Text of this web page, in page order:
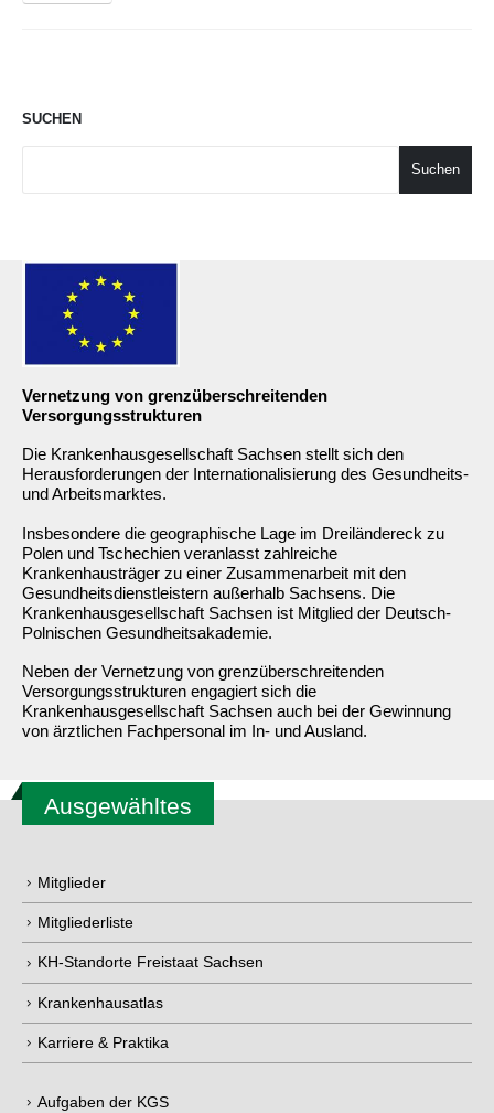
SUCHEN
Suchen
Vernetzung von grenzüberschreitenden
Versorgungsstrukturen
Die Krankenhausgesellschaft Sachsen stellt sich den
Herausforderungen der Internationalisierung des Gesundheits-
und Arbeitsmarktes.
Insbesondere die geographische Lage im Dreiländereck zu
Polen und Tschechien veranlasst zahlreiche
Krankenhausträger zu einer Zusammenarbeit mit den
Gesundheitsdienstleistern außerhalb Sachsens. Die
Krankenhausgesellschaft Sachsen ist Mitglied der Deutsch-
Polnischen Gesundheitsakademie.
Neben der Vernetzung von grenzüberschreitenden
Versorgungsstrukturen engagiert sich die
Krankenhausgesellschaft Sachsen auch bei der Gewinnung
von ärztlichen Fachpersonal im In- und Ausland.
Ausgewähltes
Mitglieder
Mitgliederliste
KH-Standorte Freistaat Sachsen
Krankenhausatlas
Karriere & Praktika
Aufgaben der KGS